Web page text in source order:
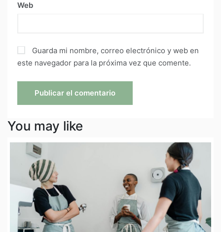
Web
Guarda mi nombre, correo electrónico y web en
este navegador para la próxima vez que comente.
You may like